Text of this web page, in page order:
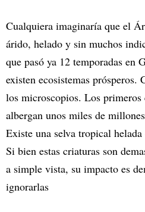
Cualquiera imaginaría que el
árido, helado y sin muchos
que pasó ya 12 temporadas en
existen ecosistemas prósperos.
los microscopios. Los primeros
albergan unos miles de
Existe una selva tropical
Si bien estas criaturas son
a simple vista, su impacto es
ignorarlas